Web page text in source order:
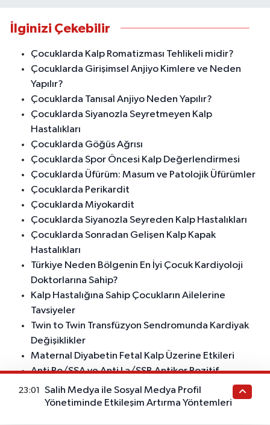
İlginizi Çekebilir
Çocuklarda Kalp Romatizması Tehlikeli midir?
Çocuklarda Girişimsel Anjiyo Kimlere ve Neden
Yapılır?
Çocuklarda Tanısal Anjiyo Neden Yapılır?
Çocuklarda Siyanozla Seyretmeyen Kalp
Hastalıkları
Çocuklarda Göğüs Ağrısı
Çocuklarda Spor Öncesi Kalp Değerlendirmesi
Çocuklarda Üfürüm: Masum ve Patolojik Üfürümler
Çocuklarda Perikardit
Çocuklarda Miyokardit
Çocuklarda Siyanozla Seyreden Kalp Hastalıkları
Çocuklarda Sonradan Gelişen Kalp Kapak
Hastalıkları
Türkiye Neden Bölgenin En İyi Çocuk Kardiyoloji
Doktorlarına Sahip?
Kalp Hastalığına Sahip Çocukların Ailelerine
Tavsiyeler
Twin to Twin Transfüzyon Sendromunda Kardiyak
Değişiklikler
Maternal Diyabetin Fetal Kalp Üzerine Etkileri
Anti Ro/SSA ve Anti La/SSB Antikor Pozitif
Annelerde Fetal AV Blok Riski
Çocuklarda Doğuştan Yapısal Kalp Hastalıkları
23:01
Salih Medya ile Sosyal Medya Profil
Yönetiminde Etkileşim Artırma Yöntemleri